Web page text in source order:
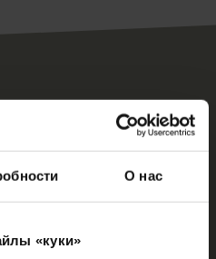
О нас
«куки»
элементы